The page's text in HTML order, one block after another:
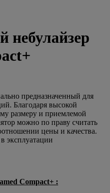
небулайзер
предназначенный для
Благодаря высокой
размеру и приемлемой
можно по праву считать
цены и качества.
эксплуатации
Compact+ :